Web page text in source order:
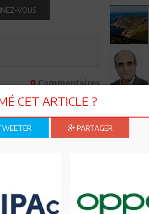
VOUS
0Commentaires
CET ARTICLE ?
PARTAGER